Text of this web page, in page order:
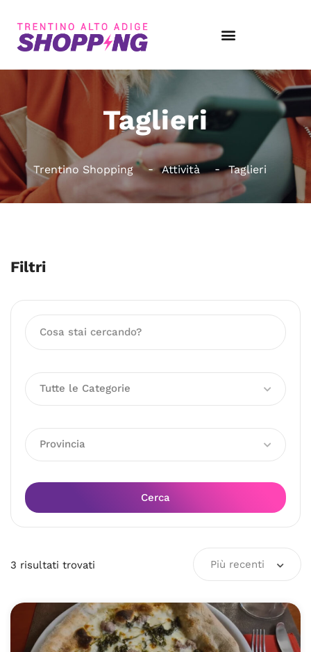
Taglieri
Trentino Shopping Attività Taglieri
Filtri
Tutte le Categorie
Provincia
Cerca
3 risultati trovati Più recenti